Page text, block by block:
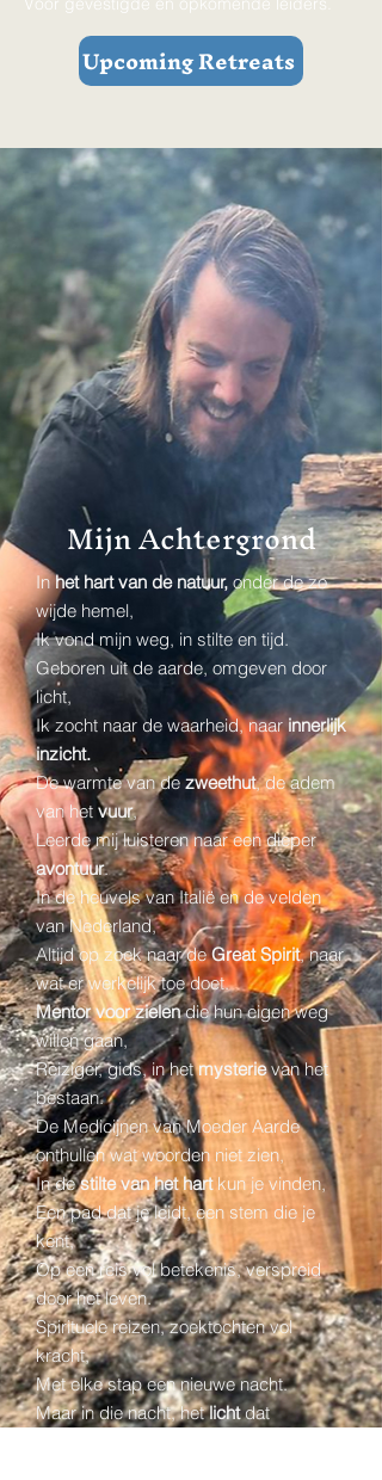
Upcoming Retreats
Mijn Achtergrond
Inhet hart van de natuur, onder de zo
wijde hemel,
Ik vond mijn weg, in stilte en tijd.
Geboren uit de aarde, omgeven door
licht,
Ik zocht naar de waarheid, naarinnerlijk
inzicht.
De warmte van dezweethut, de adem
van het vuur,
Leerde mij luisteren naar een dieper
avontuur.
In de heuvels van Italië en de velden
van Nederland,
Altijd op zoek naar deGreat Spirit, naar
wat er werkelijk toe doet.
Mentor voor zielendie hun eigen weg
willen gaan,
Reiziger, gids, in hetmysterievan het
bestaan.
De Medicijnen van Moeder Aarde
onthullen wat woorden niet zien,
In destilte van het hartkun je vinden,
Een pad dat je leidt, een stem die je
kent,
Op een reis vol betekenis, verspreid
door het leven.
Spirituele reizen, zoektochten vol
kracht,
Met elke stap een nieuwe nacht.
Maar in die nacht, hetlichtdat